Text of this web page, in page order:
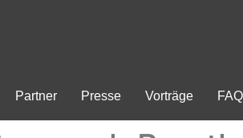
Partner Presse Vorträge FAQ